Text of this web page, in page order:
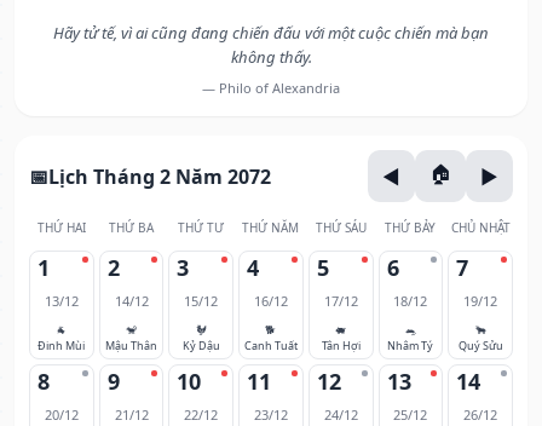
Hãy tử tế, vì ai cũng đang chiến đấu với một cuộc chiến mà bạn
không thấy.
— Philo of Alexandria
Lịch Tháng 2 Năm 2072
THỨ HAI THỨ BA THỨ TƯ THỨ NĂM THỨ SÁU THỨ BẢY CHỦ NHẬT
1
13/12
🐐
Đinh Mùi
2
14/12
🐒
Mậu Thân
3
15/12
🐓
Kỷ Dậu
4
16/12
🐕
Canh Tuất
5
17/12
🐖
Tân Hợi
6
18/12
🐀
Nhâm Tý
7
19/12
🐂
Quý Sửu
8
20/12
9
21/12
10
22/12
11
23/12
12
24/12
13
25/12
14
26/12